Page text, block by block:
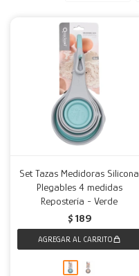
Set Tazas Medidoras Silicona
Plegables 4 medidas
Repostería - Verde
$ 189
Calefactores
Acolchados y Frazadas
Decoración
Accesorios para el hogar
Herramientas
Accesorios
Muebles Infantiles